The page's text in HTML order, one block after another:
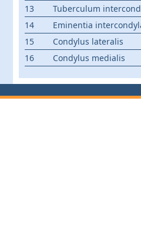
13
Tuberculum
14
Eminentia
15
Condylus lateralis
16
Condylus medialis